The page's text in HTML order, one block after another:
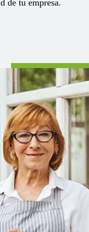
de tu empresa.